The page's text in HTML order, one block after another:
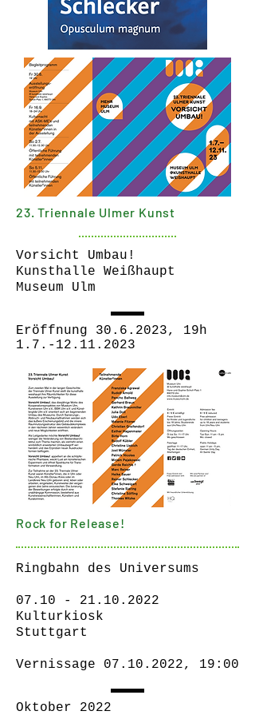
23. Triennale Ulmer Kunst
Vorsicht Umbau!
Kunsthalle Weißhaupt
Museum Ulm
Eröffnung 30.6.2023, 19h
1.7.-12.11.2023
Rock for Release!
Ringbahn des Universums
07.10 - 21.10.2022
Kulturkiosk
Stuttgart
Vernissage 07.10.2022, 19:00
Oktober 2022